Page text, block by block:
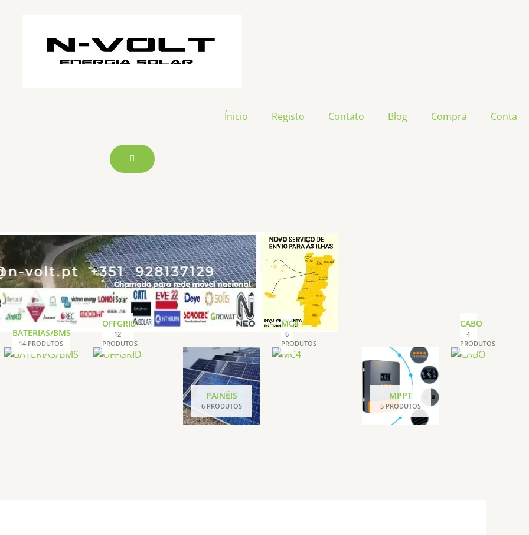
Ínicio Registo Contato Blog Compra Conta
BATERIAS/BMS
14 PRODUTOS
OFFGRID
12
PRODUTOS
PAINÉIS
6 PRODUTOS
MC4
6
PRODUTOS
MPPT
5 PRODUTOS
CABO
4
PRODUTOS